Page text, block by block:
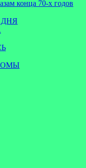
конца 70-х годов
ДНЯ